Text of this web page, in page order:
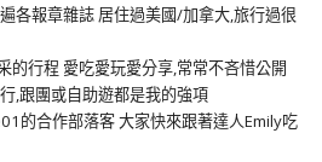
各報章雜誌 居住過美國/加拿大,旅行過很
的行程 愛吃愛玩愛分享,常常不吝惜公開
,跟團或自助遊都是我的強項
的合作部落客 大家快來跟著達人Emily吃